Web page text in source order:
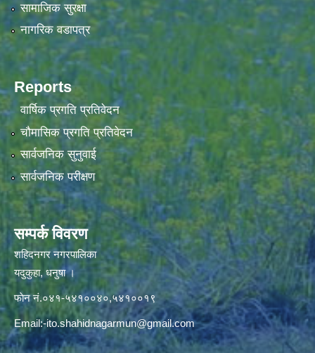
सामाजिक सुरक्षा
नागरिक वडापत्र
Reports
वार्षिक प्रगति प्रतिवेदन
चौमासिक प्रगति प्रतिवेदन
सार्वजनिक सुनुवाई
सार्वजनिक परीक्षण
सम्पर्क विवरण
शहिदनगर नगरपालिका
यदुकुहा, धनुषा ।
फाेन नं.०४१-५४१००४०,५४१००१९
Email:-ito.shahidnagarmun@gmail.com